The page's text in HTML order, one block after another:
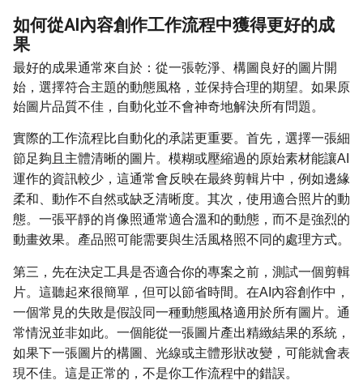
如何從AI內容創作工作流程中獲得更好的成
果
最好的成果通常來自於：從一張乾淨、構圖良好的圖片開
始，選擇符合主題的動態風格，並保持合理的期望。如果原
始圖片品質不佳，自動化並不會神奇地解決所有問題。
實際的工作流程比自動化的承諾更重要。首先，選擇一張細
節足夠且主體清晰的圖片。模糊或壓縮過的原始素材能讓AI
運作的資訊較少，這通常會反映在最終剪輯片中，例如邊緣
柔和、動作不自然或缺乏清晰度。其次，使用適合照片的動
態。一張平靜的肖像照通常適合溫和的動態，而不是強烈的
動畫效果。產品照可能需要與生活風格照不同的處理方式。
第三，先在決定工具是否適合你的專案之前，測試一個剪輯
片。這聽起來很簡單，但可以節省時間。在AI內容創作中，
一個常見的失敗是假設同一種動態風格適用於所有圖片。通
常情況並非如此。一個能從一張圖片產出精緻結果的系統，
如果下一張圖片的構圖、光線或主體形狀改變，可能就會表
現不佳。這是正常的，不是你工作流程中的錯誤。